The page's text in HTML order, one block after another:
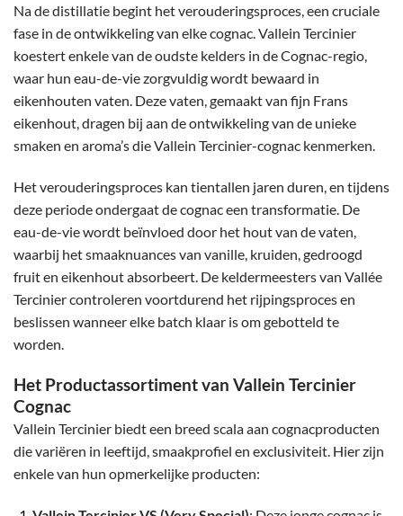
Na de distillatie begint het verouderingsproces, een cruciale
fase in de ontwikkeling van elke cognac. Vallein Tercinier
koestert enkele van de oudste kelders in de Cognac-regio,
waar hun eau-de-vie zorgvuldig wordt bewaard in
eikenhouten vaten. Deze vaten, gemaakt van fijn Frans
eikenhout, dragen bij aan de ontwikkeling van de unieke
smaken en aroma’s die Vallein Tercinier-cognac kenmerken.
Het verouderingsproces kan tientallen jaren duren, en tijdens
deze periode ondergaat de cognac een transformatie. De
eau-de-vie wordt beïnvloed door het hout van de vaten,
waarbij het smaaknuances van vanille, kruiden, gedroogd
fruit en eikenhout absorbeert. De keldermeesters van Vallée
Tercinier controleren voortdurend het rijpingsproces en
beslissen wanneer elke batch klaar is om gebotteld te
worden.
Het Productassortiment van Vallein Tercinier
Cognac
Vallein Tercinier biedt een breed scala aan cognacproducten
die variëren in leeftijd, smaakprofiel en exclusiviteit. Hier zijn
enkele van hun opmerkelijke producten: